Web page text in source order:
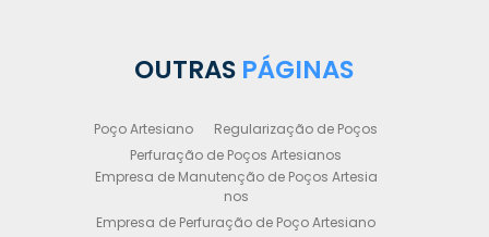
OUTRAS PÁGINAS
Poço Artesiano
Regularização de Poços
Perfuração de Poços Artesianos
Empresa de Manutenção de Poços Artesia
nos
Empresa de Perfuração de Poço Artesiano